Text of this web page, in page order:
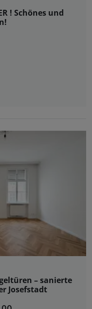
! Schönes und
– sanierte
Josefstadt